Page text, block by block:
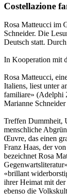
Costellazione
Rosa Matteucci im
Schneider. Die
Deutsch statt.
In Kooperation mit
Rosa Matteucci,
Italiens, liest unter
familiare» (Adelphi
Marianne
Treffen Dummheit,
menschliche
Œuvre, das einen
Franz Haas, der
bezeichnet Rosa
«brillant
ihrer Heimat mit der
ebenso die